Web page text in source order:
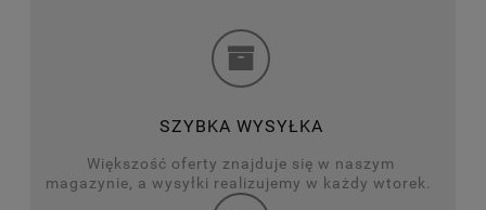
SZYBKA WYSYŁKA
Większość oferty znajduje się w naszym
magazynie, a wysyłki realizujemy w każdy wtorek.